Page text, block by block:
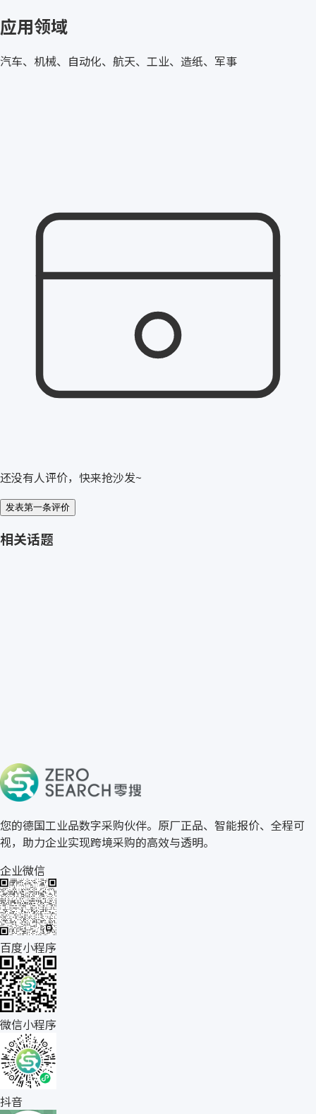
应用领域
汽车、机械、自动化、航天、工业、造纸、军事
还没有人评价，快来抢沙发~
发表第一条评价
相关话题
关于零搜
您的德国工业品数字采购伙伴。原厂正品、智能报价、全程可
视，助力企业实现跨境采购的高效与透明。
企业微信
百度小程序
微信小程序
抖音